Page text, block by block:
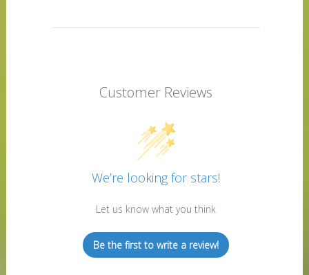
Customer Reviews
We’re looking for stars!
Let us know what you think
Be the first to write a review!